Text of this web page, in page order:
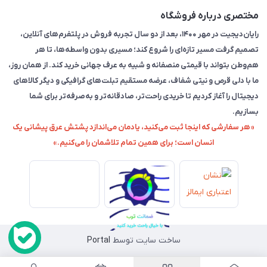
مختصری درباره فروشگاه
رایان‌دیجیت در مهر ۱۴۰۰، بعد از دو سال تجربه فروش در پلتفرم‌های آنلاین،
تصمیم گرفت مسیر تازه‌ای را شروع کند؛ مسیری بدون واسطه‌ها، تا هر
هم‌وطن بتواند با قیمتی منصفانه و شبیه به عرف جهانی خرید کند. از همان روز،
ما با دلی قرص و نیتی شفاف، عرضه مستقیم تبلت‌های گرافیکی و دیگر کالاهای
دیجیتال را آغاز کردیم تا خریدی راحت‌تر، صادقانه‌تر و به‌صرفه‌تر برای شما
بسازیم.
«هر سفارشی که اینجا ثبت می‌کنید، یادمان می‌اندازد پشتش عرق پیشانی یک
انسان است؛ برای همین تمام تلاشمان را می‌کنیم.»
ساخت سایت توسط Portal